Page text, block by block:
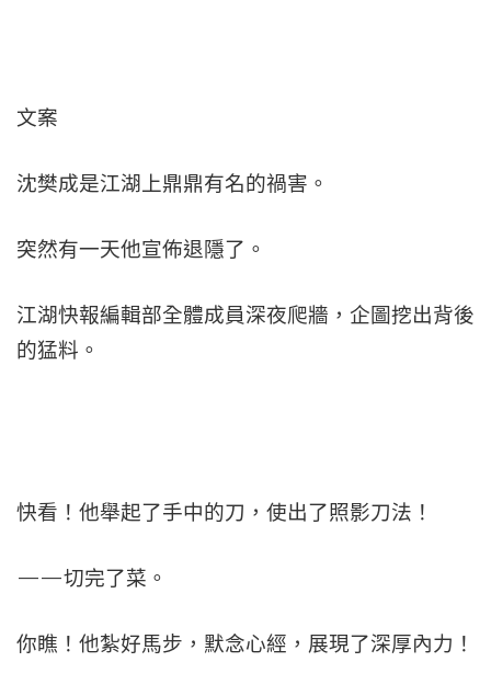
文案
沈樊成是江湖上鼎鼎有名的禍害。
突然有一天他宣佈退隱了。
江湖快報編輯部全體成員深夜爬牆，企圖挖出背後
的猛料。
快看！他舉起了手中的刀，使出了照影刀法！
——切完了菜。
你瞧！他紮好馬步，默念心經，展現了深厚內力！